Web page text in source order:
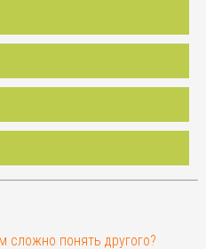
сложно понять другого?